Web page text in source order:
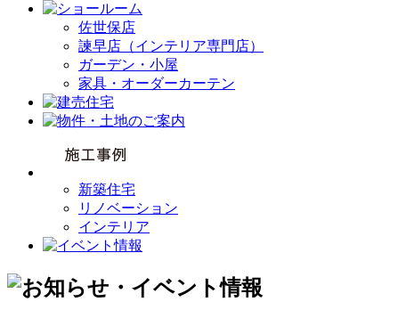
佐世保店
諫早店（インテリア専門店）
ガーデン・小屋
家具・オーダーカーテン
新築住宅
リノベーション
インテリア